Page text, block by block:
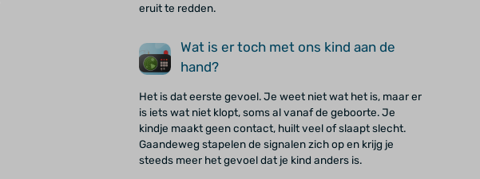
eruit te redden.
Wat is er toch met ons kind aan de
hand?
Het is dat eerste gevoel. Je weet niet wat het is, maar er
is iets wat niet klopt, soms al vanaf de geboorte. Je
kindje maakt geen contact, huilt veel of slaapt slecht.
Gaandeweg stapelen de signalen zich op en krijg je
steeds meer het gevoel dat je kind anders is.